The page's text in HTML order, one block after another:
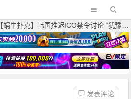
【蜗牛扑克】韩国推迟ICO禁令讨论 “犹豫不决”成全球监管主基调
发表评论